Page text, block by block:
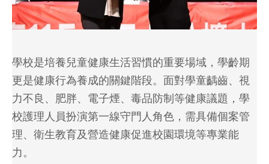
學校是培養兒童健康生活習慣的重要場域，學齡期
更是健康行為養成的關鍵階段。面對學童齲齒、視
力不良、肥胖、電子煙、毒品防制等健康議題，學
校護理人員扮演第一線守門人角色，需具備個案管
理、衛生教育及營造健康促進校園環境等專業能
力。